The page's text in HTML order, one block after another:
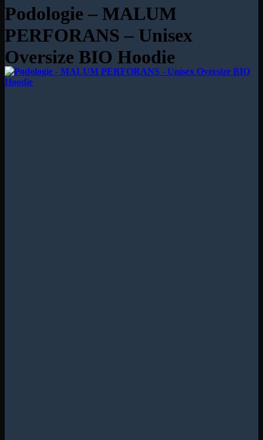
Podologie – MALUM
PERFORANS – Unisex
Oversize BIO Hoodie